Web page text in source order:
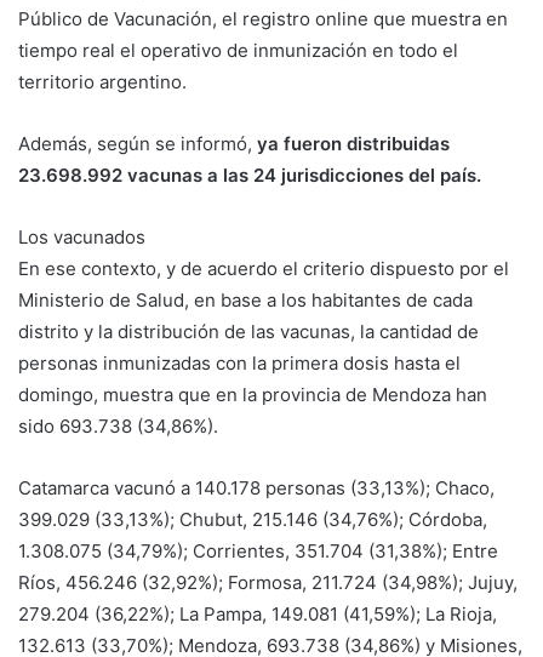
Público de Vacunación, el registro online que muestra en
tiempo real el operativo de inmunización en todo el
territorio argentino.
Además, según se informó, ya fueron distribuidas
23.698.992 vacunas a las 24 jurisdicciones del país.
Los vacunados
En ese contexto, y de acuerdo el criterio dispuesto por el
Ministerio de Salud, en base a los habitantes de cada
distrito y la distribución de las vacunas, la cantidad de
personas inmunizadas con la primera dosis hasta el
domingo, muestra que en la provincia de Mendoza han
sido 693.738 (34,86%).
Catamarca vacunó a 140.178 personas (33,13%); Chaco,
399.029 (33,13%); Chubut, 215.146 (34,76%); Córdoba,
1.308.075 (34,79%); Corrientes, 351.704 (31,38%); Entre
Ríos, 456.246 (32,92%); Formosa, 211.724 (34,98%); Jujuy,
279.204 (36,22%); La Pampa, 149.081 (41,59%); La Rioja,
132.613 (33,70%); Mendoza, 693.738 (34,86%) y Misiones,